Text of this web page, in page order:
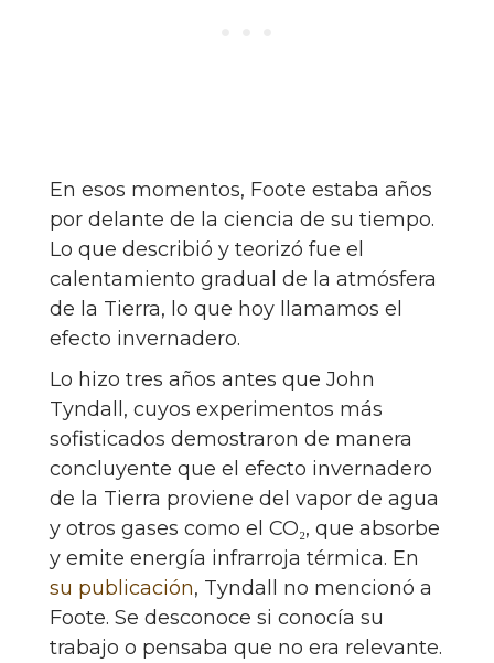
En esos momentos, Foote estaba años
por delante de la ciencia de su tiempo.
Lo que describió y teorizó fue el
calentamiento gradual de la atmósfera
de la Tierra, lo que hoy llamamos el
efecto invernadero.
Lo hizo tres años antes que John
Tyndall, cuyos experimentos más
sofisticados demostraron de manera
concluyente que el efecto invernadero
de la Tierra proviene del vapor de agua
y otros gases como el CO₂, que absorbe
y emite energía infrarroja térmica. En
su publicación, Tyndall no mencionó a
Foote. Se desconoce si conocía su
trabajo o pensaba que no era relevante.